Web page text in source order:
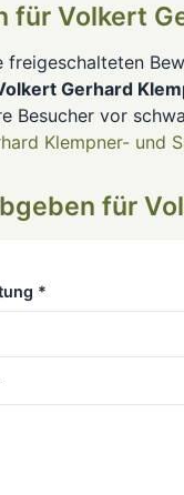
für Volkert
freigeschalteten
Gerhard
Besucher vor
Klempner- und
für
*